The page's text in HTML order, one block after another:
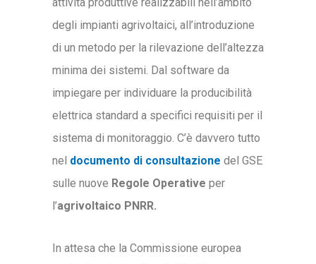
degli impianti agrivoltaici, all’introduzione
di un metodo per la rilevazione dell’altezza
minima dei sistemi. Dal software da
impiegare per individuare la producibilità
elettrica standard a specifici requisiti per il
sistema di monitoraggio. C’è davvero tutto
nel documento di consultazione del GSE
sulle nuove Regole Operative per
l’agrivoltaico PNRR.
In attesa che la Commissione europea